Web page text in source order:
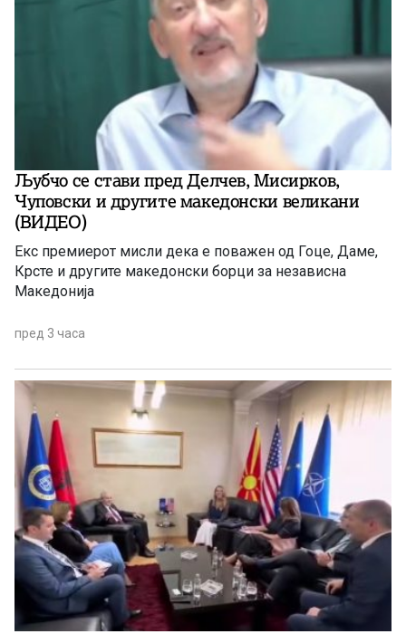
Љубчо се стави пред Делчев, Мисирков,
Чуповски и другите македонски великани
(ВИДЕО)
Екс премиерот мисли дека е поважен од Гоце, Даме,
Крсте и другите македонски борци за независна
Македонија
пред 3 часа